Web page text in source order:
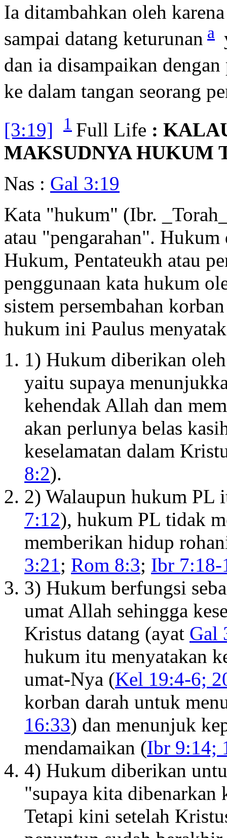
Ia ditambahkan oleh
sampai datang keturunan a
dan ia disampaikan
ke dalam tangan seorang
[3:19]
1 Full Life :
MAKSUDNYA HUKUM
Nas : Gal 3:19
Kata "hukum" (Ibr.
atau "pengarahan".
Hukum, Pentateukh atau
penggunaan kata hukum
sistem persembahan
hukum ini Paulus
1) Hukum diberikan
yaitu supaya
kehendak Allah dan
akan perlunya belas
keselamatan dalam
8:2).
2) Walaupun hukum PL
7:12), hukum PL tidak
memberikan hidup
3:21; Rom 8:3; Ibr 7:18-
3) Hukum berfungsi
umat Allah sehingga
Kristus datang (ayat Gal
hukum itu menyatakan
umat-Nya (Kel 19:4-6;
korban darah untuk
16:33) dan menunjuk
mendamaikan (Ibr 9:14;
4) Hukum diberikan
"supaya kita dibenarkan
Tetapi kini setelah